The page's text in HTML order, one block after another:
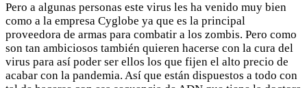
Pero a algunas personas este virus les ha venido muy bien
como a la empresa Cyglobe ya que es la principal
proveedora de armas para combatir a los zombis. Pero como
son tan ambiciosos también quieren hacerse con la cura del
virus para así poder ser ellos los que fijen el alto precio de
acabar con la pandemia. Así que están dispuestos a todo con